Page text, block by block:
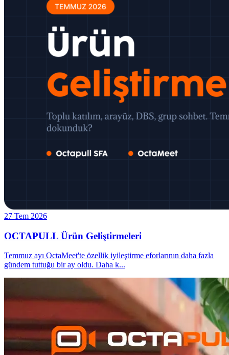
27 Tem 2026
OCTAPULL Ürün Geliştirmeleri
Temmuz ayı OctaMeet'te özellik iyileştirme eforlarının daha fazla
gündem tuttuğu bir ay oldu. Daha k...